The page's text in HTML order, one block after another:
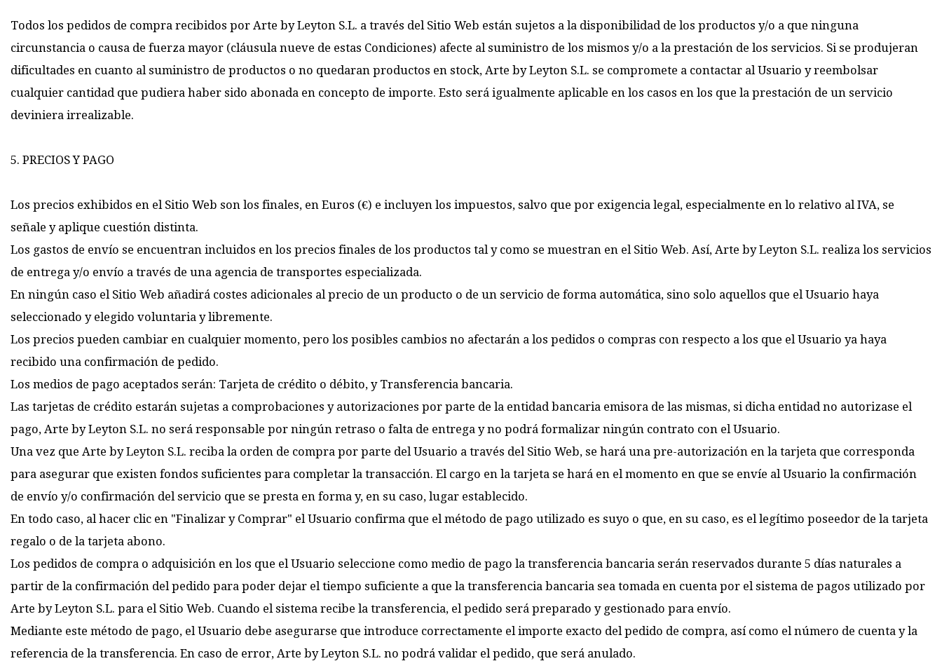
Todos los pedidos de compra recibidos por Arte by Leyton S.L. a través del Sitio Web están sujetos a la disponibilidad de los productos y/o a que ninguna
circunstancia o causa de fuerza mayor (cláusula nueve de estas Condiciones) afecte al suministro de los mismos y/o a la prestación de los servicios. Si se produjeran
dificultades en cuanto al suministro de productos o no quedaran productos en stock, Arte by Leyton S.L. se compromete a contactar al Usuario y reembolsar
cualquier cantidad que pudiera haber sido abonada en concepto de importe. Esto será igualmente aplicable en los casos en los que la prestación de un servicio
deviniera irrealizable.
5. PRECIOS Y PAGO
Los precios exhibidos en el Sitio Web son los finales, en Euros (€) e incluyen los impuestos, salvo que por exigencia legal, especialmente en lo relativo al IVA, se
señale y aplique cuestión distinta.
Los gastos de envío se encuentran incluidos en los precios finales de los productos tal y como se muestran en el Sitio Web. Así, Arte by Leyton S.L. realiza los servicios
de entrega y/o envío a través de una agencia de transportes especializada.
En ningún caso el Sitio Web añadirá costes adicionales al precio de un producto o de un servicio de forma automática, sino solo aquellos que el Usuario haya
seleccionado y elegido voluntaria y libremente.
Los precios pueden cambiar en cualquier momento, pero los posibles cambios no afectarán a los pedidos o compras con respecto a los que el Usuario ya haya
recibido una confirmación de pedido.
Los medios de pago aceptados serán: Tarjeta de crédito o débito, y Transferencia bancaria.
Las tarjetas de crédito estarán sujetas a comprobaciones y autorizaciones por parte de la entidad bancaria emisora de las mismas, si dicha entidad no autorizase el
pago, Arte by Leyton S.L. no será responsable por ningún retraso o falta de entrega y no podrá formalizar ningún contrato con el Usuario.
Una vez que Arte by Leyton S.L. reciba la orden de compra por parte del Usuario a través del Sitio Web, se hará una pre-autorización en la tarjeta que corresponda
para asegurar que existen fondos suficientes para completar la transacción. El cargo en la tarjeta se hará en el momento en que se envíe al Usuario la confirmación
de envío y/o confirmación del servicio que se presta en forma y, en su caso, lugar establecido.
En todo caso, al hacer clic en "Finalizar y Comprar" el Usuario confirma que el método de pago utilizado es suyo o que, en su caso, es el legítimo poseedor de la tarjeta
regalo o de la tarjeta abono.
Los pedidos de compra o adquisición en los que el Usuario seleccione como medio de pago la transferencia bancaria serán reservados durante 5 días naturales a
partir de la confirmación del pedido para poder dejar el tiempo suficiente a que la transferencia bancaria sea tomada en cuenta por el sistema de pagos utilizado por
Arte by Leyton S.L. para el Sitio Web. Cuando el sistema recibe la transferencia, el pedido será preparado y gestionado para envío.
Mediante este método de pago, el Usuario debe asegurarse que introduce correctamente el importe exacto del pedido de compra, así como el número de cuenta y la
referencia de la transferencia. En caso de error, Arte by Leyton S.L. no podrá validar el pedido, que será anulado.